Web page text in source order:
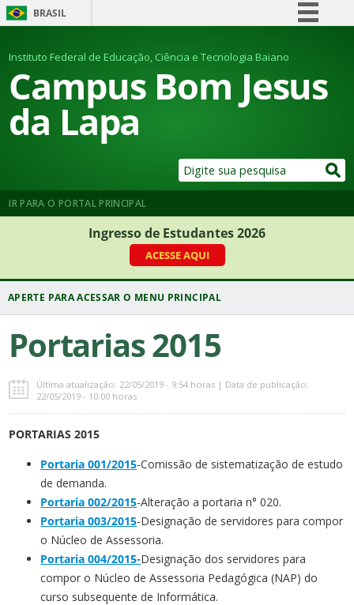
BRASIL
Comunica BR
Participe
Instituto Federal de Educação, Ciência e Tecnologia Baiano
Campus Bom Jesus
da Lapa
IR PARA O PORTAL PRINCIPAL
Ingresso de Estudantes 2026
ACESSE AQUI
Portarias 2015
Última atualização: 22/05/2019 - 9:54 horas | Data de publicação:
22/05/2019 - 10:00 horas
PORTARIAS 2015
Portaria 001/2015-Comissão de sistematização de estudo
de demanda.
Portaria 002/2015-Alteração a portaria n° 020.
Portaria 003/2015-Designação de servidores para compor
o Núcleo de Assessoria.
Portaria 004/2015-Designação dos servidores para
compor o Núcleo de Assessoria Pedagógica (NAP) do
curso subsequente de Informática.